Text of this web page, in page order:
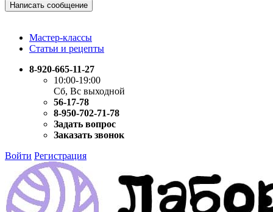
Написать сообщение
Мастер-классы
Статьи и рецепты
8-920-665-11-27
10:00-19:00
Сб, Вс выходной
56-17-78
8-950-702-71-78
Задать вопрос
Заказать звонок
Войти Регистрация